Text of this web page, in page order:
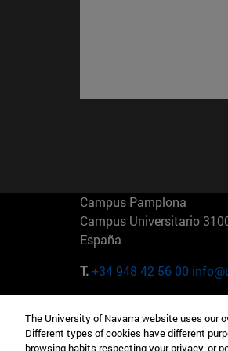
Campus Pamplona
Campus Universitario
España
T.+34 948 42 56 00
Camino del Cerro Águila 3
Madrid España
The University of Navarra website uses our
Different types of cookies have different
browsing habits respecting your privacy, or